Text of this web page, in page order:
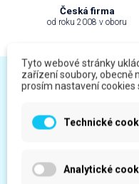
Česká firma
od roku 2008 v oboru
Jak
Tyto webové stránky
zařízení soubory, obecně
prosím nastavení cookies
Technické
Analytické